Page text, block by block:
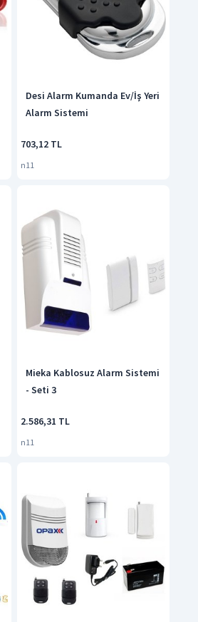
Desi Alarm Kumanda Ev/İş Yeri
Alarm Sistemi
703,12 TL
n11
Mieka Kablosuz Alarm Sistemi
- Seti 3
2.586,31 TL
n11